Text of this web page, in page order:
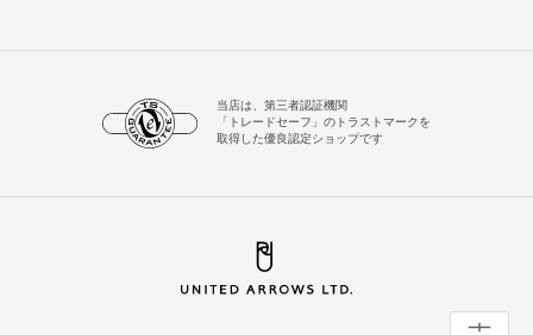
当店は、第三者認証機関
「トレードセーフ」のトラストマークを
取得した優良認定ショップです